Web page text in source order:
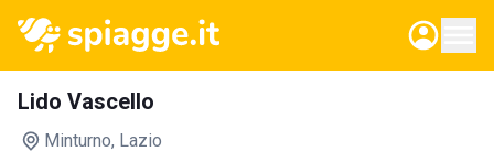
Lido Vascello
Minturno, Lazio